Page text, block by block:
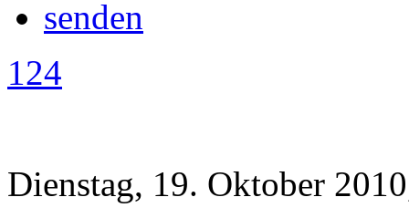
124
Dienstag, 19. Oktober